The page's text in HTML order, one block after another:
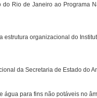
Rio de Janeiro ao Programa
estrutura organizacional do
da Secretaria de Estado do
água para fins não potáveis no